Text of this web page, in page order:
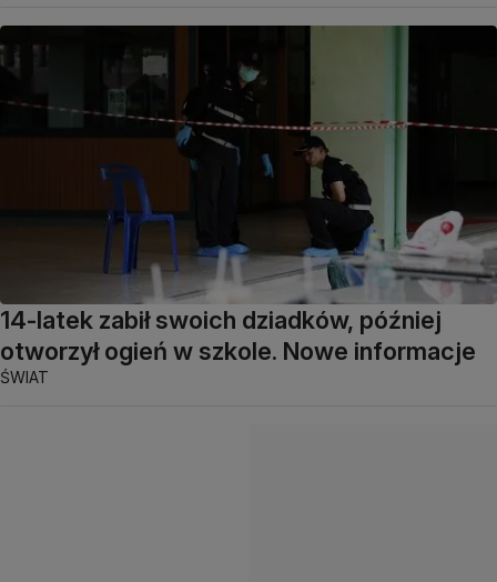
14-latek zabił swoich dziadków, później
otworzył ogień w szkole. Nowe informacje
ŚWIAT